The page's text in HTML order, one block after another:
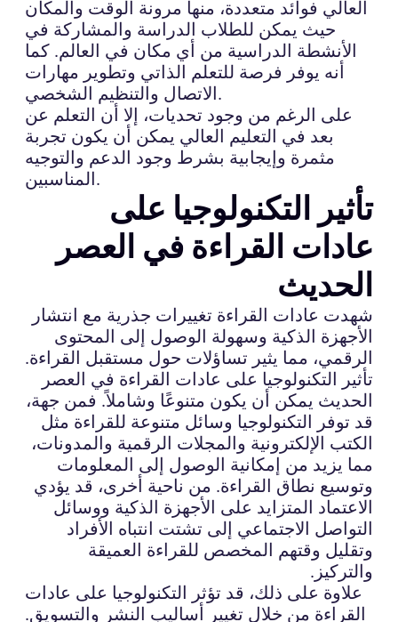
العالي فوائد متعددة، منها مرونة الوقت والمكان
حيث يمكن للطلاب الدراسة والمشاركة في
الأنشطة الدراسية من أي مكان في العالم. كما
أنه يوفر فرصة للتعلم الذاتي وتطوير مهارات
الاتصال والتنظيم الشخصي.
على الرغم من وجود تحديات، إلا أن التعلم عن
بعد في التعليم العالي يمكن أن يكون تجربة
مثمرة وإيجابية بشرط وجود الدعم والتوجيه
المناسبين.
تأثير التكنولوجيا على
عادات القراءة في العصر
الحديث
شهدت عادات القراءة تغييرات جذرية مع انتشار
الأجهزة الذكية وسهولة الوصول إلى المحتوى
الرقمي، مما يثير تساؤلات حول مستقبل القراءة.
تأثير التكنولوجيا على عادات القراءة في العصر
الحديث يمكن أن يكون متنوعًا وشاملاً. فمن جهة،
قد توفر التكنولوجيا وسائل متنوعة للقراءة مثل
الكتب الإلكترونية والمجلات الرقمية والمدونات،
مما يزيد من إمكانية الوصول إلى المعلومات
وتوسيع نطاق القراءة. من ناحية أخرى، قد يؤدي
الاعتماد المتزايد على الأجهزة الذكية ووسائل
التواصل الاجتماعي إلى تشتت انتباه الأفراد
وتقليل وقتهم المخصص للقراءة العميقة
والتركيز.
علاوة على ذلك، قد تؤثر التكنولوجيا على عادات
القراءة من خلال تغيير أساليب النشر والتسويق.